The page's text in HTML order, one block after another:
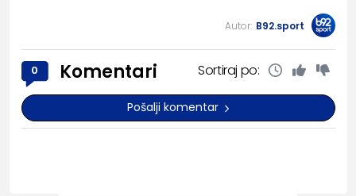
Autor: B92.sport
0 Komentari Sortiraj po:
Pošalji komentar